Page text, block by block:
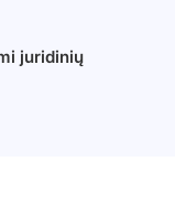
juridinių